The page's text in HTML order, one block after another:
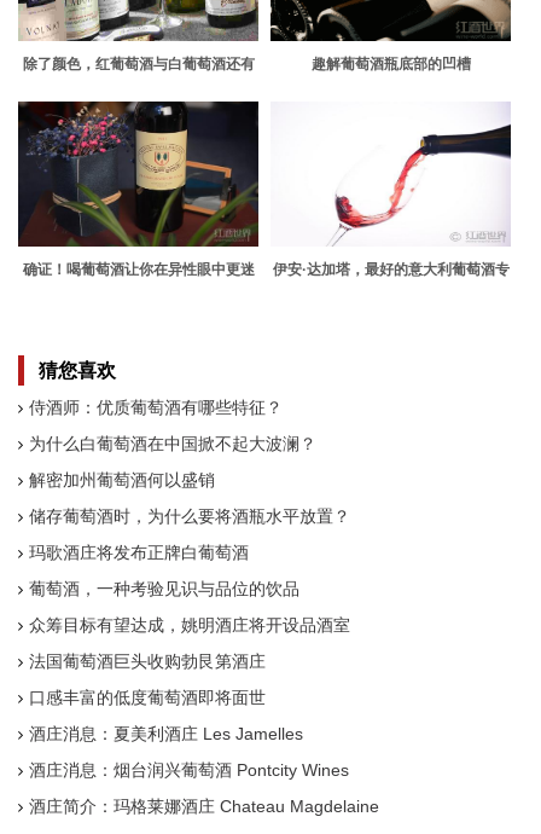
除了颜色，红葡萄酒与白葡萄酒还有
趣解葡萄酒瓶底部的凹槽
确证！喝葡萄酒让你在异性眼中更迷
伊安·达加塔，最好的意大利葡萄酒专
猜您喜欢
侍酒师：优质葡萄酒有哪些特征？
为什么白葡萄酒在中国掀不起大波澜？
解密加州葡萄酒何以盛销
储存葡萄酒时，为什么要将酒瓶水平放置？
玛歌酒庄将发布正牌白葡萄酒
葡萄酒，一种考验见识与品位的饮品
众筹目标有望达成，姚明酒庄将开设品酒室
法国葡萄酒巨头收购勃艮第酒庄
口感丰富的低度葡萄酒即将面世
酒庄消息：夏美利酒庄 Les Jamelles
酒庄消息：烟台润兴葡萄酒 Pontcity Wines
酒庄简介：玛格莱娜酒庄 Chateau Magdelaine